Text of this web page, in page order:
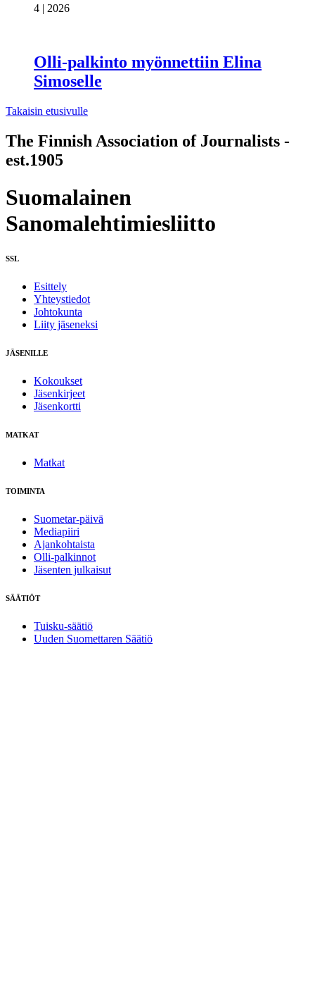
4 | 2026
Olli-palkinto myönnettiin Elina
Simoselle
Takaisin etusivulle
The Finnish Association of Journalists -
est.1905
Suomalainen
Sanomalehtimiesliitto
SSL
Esittely
Yhteystiedot
Johtokunta
Liity jäseneksi
JÄSENILLE
Kokoukset
Jäsenkirjeet
Jäsenkortti
MATKAT
Matkat
TOIMINTA
Suometar-päivä
Mediapiiri
Ajankohtaista
Olli-palkinnot
Jäsenten julkaisut
SÄÄTIÖT
Tuisku-säätiö
Uuden Suomettaren Säätiö